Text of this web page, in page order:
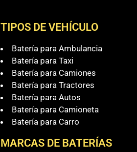
TIPOS DE VEHÍCULO
Batería para Ambulancia
Batería para Taxi
Batería para Camiones
Batería para Tractores
Batería para Autos
Batería para Camioneta
Batería para Carro
MARCAS DE BATERÍAS